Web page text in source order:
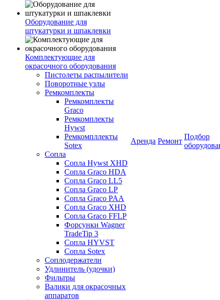
Оборудование для
штукатурки и шпаклевки
Комплектующие для
окрасочного оборудования
Пистолеты распылители
Поворотные узлы
Ремкомплекты
Ремкомплекты
Graco
Ремкомплекты
Hywst
Ремкомпллекты
Sotex
Сопла
Сопла Hywst XHD
Сопла Graco HDA
Сопла Graco LL5
Сопла Graco LP
Сопла Graco PAA
Сопла Graco XHD
Сопла Graco FFLP
Форсунки Wagner
TradeTip 3
Сопла HYVST
Сопла Sotex
Соплодержатели
Удлинитель (удочки)
Фильтры
Валики для окрасочных
аппаратов
Аренда Ремонт
Подбор